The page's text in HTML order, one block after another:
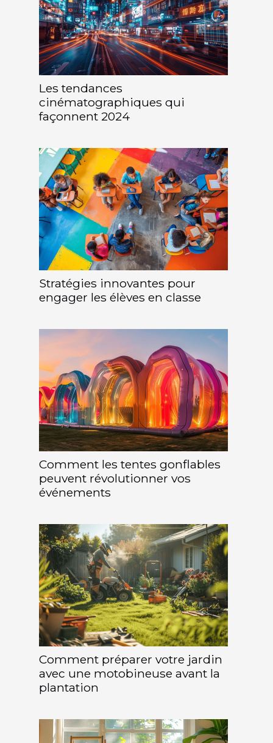
Les tendances
cinématographiques qui
façonnent 2024
Stratégies innovantes pour
engager les élèves en classe
Comment les tentes gonflables
peuvent révolutionner vos
événements
Comment préparer votre jardin
avec une motobineuse avant la
plantation